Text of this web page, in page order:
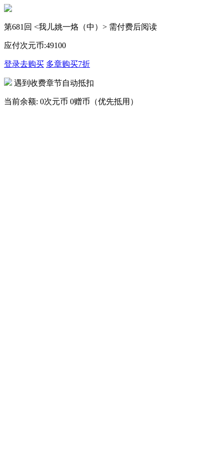
第681回 <我儿姚一烙（中）> 需付费后阅读
应付次元币:49100
登录去购买 多章购买7折
遇到收费章节自动抵扣
当前余额: 0次元币 0赠币（优先抵用）